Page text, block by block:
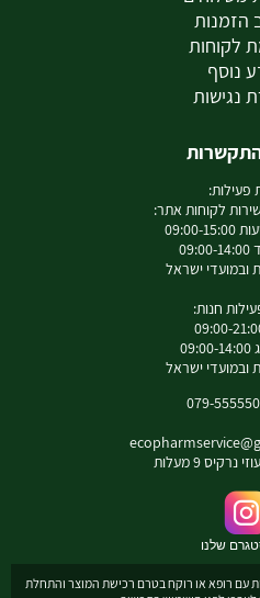
הזמנות
לקוחות
נוסף
נגישות
פעילות:
לקוחות אתר:
15:00
ובמועדי ישראל
חנות:
ובמועדי ישראל
9 מעלות
שלנו
עם רופא או רוקח בטרם רכישת המוצר והתחלת